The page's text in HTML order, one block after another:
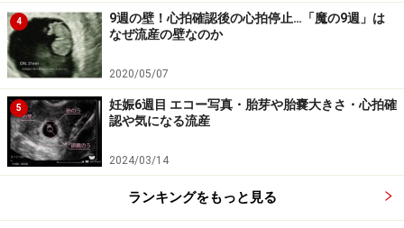
4
9週の壁！心拍確認後の心拍停止…「魔の9週」は
なぜ流産の壁なのか
2020/05/07
5
妊娠6週目 エコー写真・胎芽や胎嚢大きさ・心拍確
認や気になる流産
2024/03/14
ランキングをもっと見る